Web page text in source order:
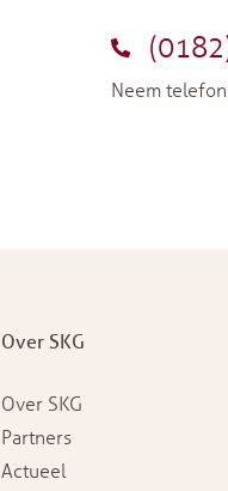
Neem
Over SKG
Over SKG
Partners
Actueel